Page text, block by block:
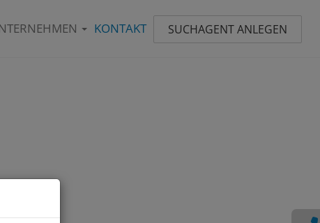
KONTAKT SUCHAGENT ANLEGEN